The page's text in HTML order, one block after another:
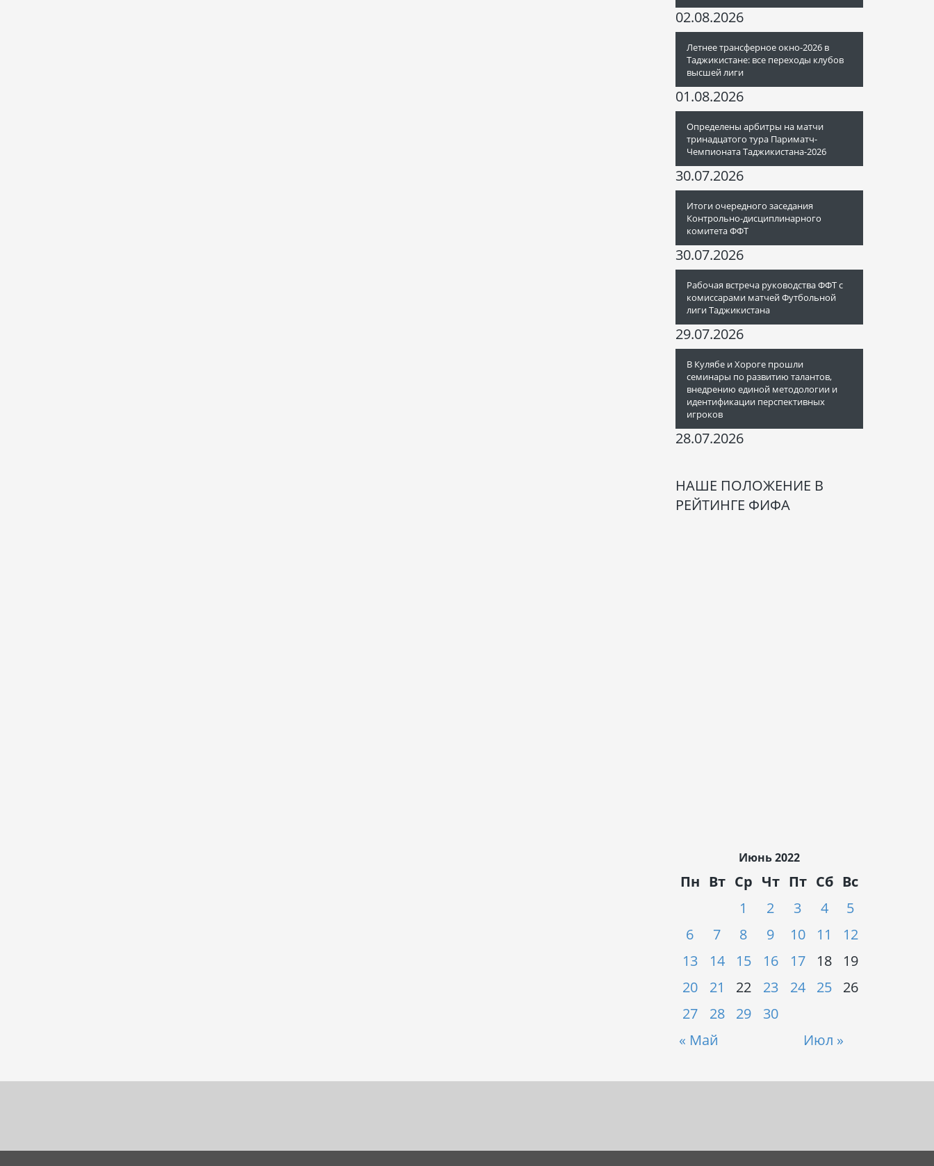
02.08.2026
Летнее трансферное окно-2026 в
Таджикистане: все переходы клубов
высшей лиги
01.08.2026
Определены арбитры на матчи
тринадцатого тура Париматч-
Чемпионата Таджикистана-2026
30.07.2026
Итоги очередного заседания
Контрольно-дисциплинарного
комитета ФФТ
30.07.2026
Рабочая встреча руководства ФФТ с
комиссарами матчей Футбольной
лиги Таджикистана
29.07.2026
В Кулябе и Хороге прошли
семинары по развитию талантов,
внедрению единой методологии и
идентификации перспективных
игроков
28.07.2026
НАШЕ ПОЛОЖЕНИЕ В
РЕЙТИНГЕ ФИФА
Июнь 2022
Пн Вт Ср Чт Пт Сб Вс
« Май Июл »
1 2 3 4
5
6
7 8 9 10 11
12
13
14 15 16 17 18
19
20
21 22 23 24 25
26
27
28 29 30